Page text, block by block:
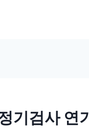
기검사 연